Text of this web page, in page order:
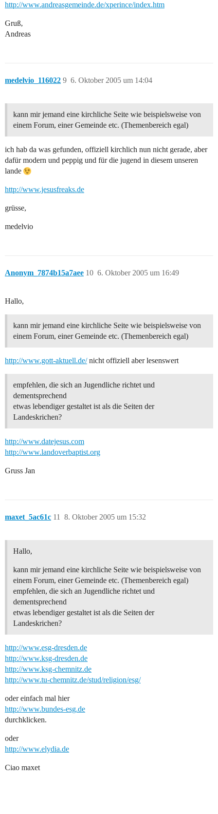
http://www.andreasgemeinde.de/xperince/index.htm
Gruß,
Andreas
medelvio_116022 6. Oktober 2005 um 14:04
9
kann mir jemand eine kirchliche Seite wie beispielsweise von
einem Forum, einer Gemeinde etc. (Themenbereich egal)
ich hab da was gefunden, offiziell kirchlich nun nicht gerade, aber
dafür modern und peppig und für die jugend in diesem unseren
lande
http://www.jesusfreaks.de
grüsse,
medelvio
Anonym_7874b15a7aee 6. Oktober 2005 um 16:49
10
Hallo,
kann mir jemand eine kirchliche Seite wie beispielsweise von
einem Forum, einer Gemeinde etc. (Themenbereich egal)
http://www.gott-aktuell.de/nicht offiziell aber lesenswert
empfehlen, die sich an Jugendliche richtet und
dementsprechend
etwas lebendiger gestaltet ist als die Seiten der
Landeskrichen?
http://www.datejesus.com
http://www.landoverbaptist.org
Gruss Jan
maxet_5ac61c 8. Oktober 2005 um 15:32
11
Hallo,
kann mir jemand eine kirchliche Seite wie beispielsweise von
einem Forum, einer Gemeinde etc. (Themenbereich egal)
empfehlen, die sich an Jugendliche richtet und
dementsprechend
etwas lebendiger gestaltet ist als die Seiten der
Landeskrichen?
http://www.esg-dresden.de
http://www.ksg-dresden.de
http://www.ksg-chemnitz.de
http://www.tu-chemnitz.de/stud/religion/esg/
oder einfach mal hier
http://www.bundes-esg.de
durchklicken.
oder
http://www.elydia.de
Ciao maxet